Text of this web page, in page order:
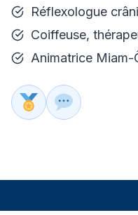
Réflexologue
Coiffeuse,
Animatrice